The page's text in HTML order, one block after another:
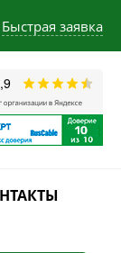
Быстрая заявка